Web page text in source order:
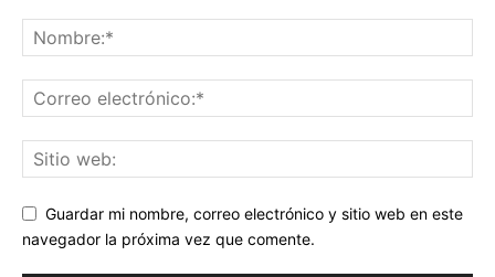
Guardar mi nombre, correo electrónico y sitio web en este
navegador la próxima vez que comente.